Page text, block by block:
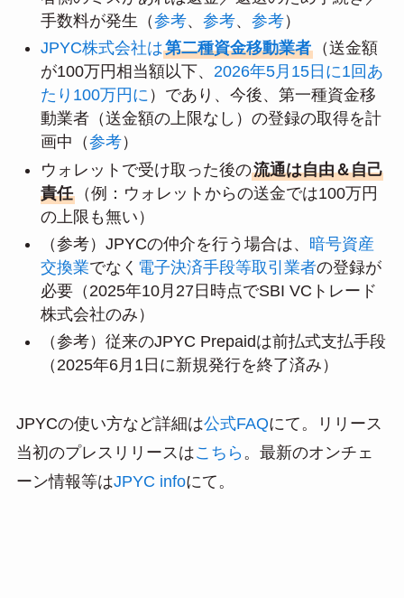
手数料が発生（参考、 参考、 参考）
JPYC株式会社は第二種資金移動業者（送金額
が100万円相当額以下、 2026年5月15日に1回あ
たり100万円に ）であり、今後、第一種資金移
動業者（送金額の上限なし）の登録の取得を計
画中（参考）
ウォレットで受け取った後の流通は自由＆自己
責任（例：ウォレットからの送金では100万円
の上限も無い）
（参考）JPYCの仲介を行う場合は、 暗号資産
交換業でなく 電子決済手段等取引業者の登録が
必要（2025年10月27日時点でSBI VCトレード
株式会社のみ）
（参考）従来のJPYC Prepaidは前払式支払手段
（2025年6月1日に新規発行を終了済み）
JPYCの使い方など詳細は公式FAQにて。リリース
当初のプレスリリースはこちら 。最新のオンチェ
ーン情報等はJPYC infoにて。